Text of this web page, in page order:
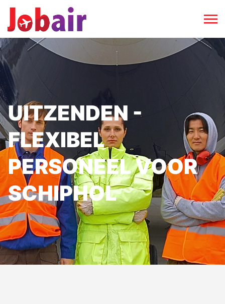
UITZENDEN -
FLEXIBEL
PERSONEEL VOOR
SCHIPHOL